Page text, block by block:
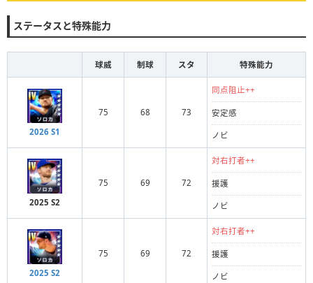
ステータスと特殊能力
球威 制球 スタ 特殊能力
2026 S1
75 68 73
同点阻止++
安定感
ノビ
2025 S2
75 69 72
対右打者++
援護
ノビ
2025 S2
75 69 72
対右打者++
援護
ノビ